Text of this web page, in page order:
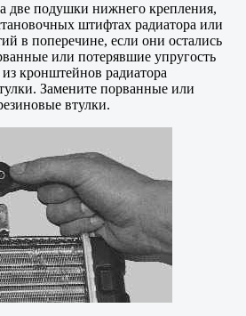
две подушки нижнего крепления,
штифтах радиатора или
в поперечине, если они остались
или потерявшие упругость
кронштейнов радиатора
Замените порванные или
втулки.